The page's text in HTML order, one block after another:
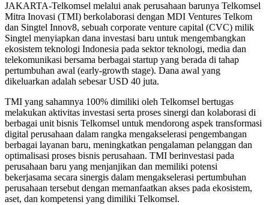
JAKARTA-Telkomsel melalui anak perusahaan barunya Telkomsel
Mitra Inovasi (TMI) berkolaborasi dengan MDI Ventures Telkom
dan Singtel Innov8, sebuah corporate venture capital (CVC) milik
Singtel menyiapkan dana investasi baru untuk mengembangkan
ekosistem teknologi Indonesia pada sektor teknologi, media dan
telekomunikasi bersama berbagai startup yang berada di tahap
pertumbuhan awal (early-growth stage). Dana awal yang
dikeluarkan adalah sebesar USD 40 juta.
TMI yang sahamnya 100% dimiliki oleh Telkomsel bertugas
melakukan aktivitas investasi serta proses sinergi dan kolaborasi di
berbagai unit bisnis Telkomsel untuk mendorong aspek transformasi
digital perusahaan dalam rangka mengakselerasi pengembangan
berbagai layanan baru, meningkatkan pengalaman pelanggan dan
optimalisasi proses bisnis perusahaan. TMI berinvestasi pada
perusahaan baru yang menjanjikan dan memiliki potensi
bekerjasama secara sinergis dalam mengakselerasi pertumbuhan
perusahaan tersebut dengan memanfaatkan akses pada ekosistem,
aset, dan kompetensi yang dimiliki Telkomsel.